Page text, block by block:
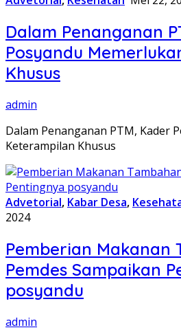
Dalam Penanganan
Posyandu
Khusus
admin
Dalam Penanganan PTM, Kader
Keterampilan Khusus
Advetorial, Kabar Desa,
2024
Pemberian Makanan
Pemdes Sampaikan
posyandu
admin